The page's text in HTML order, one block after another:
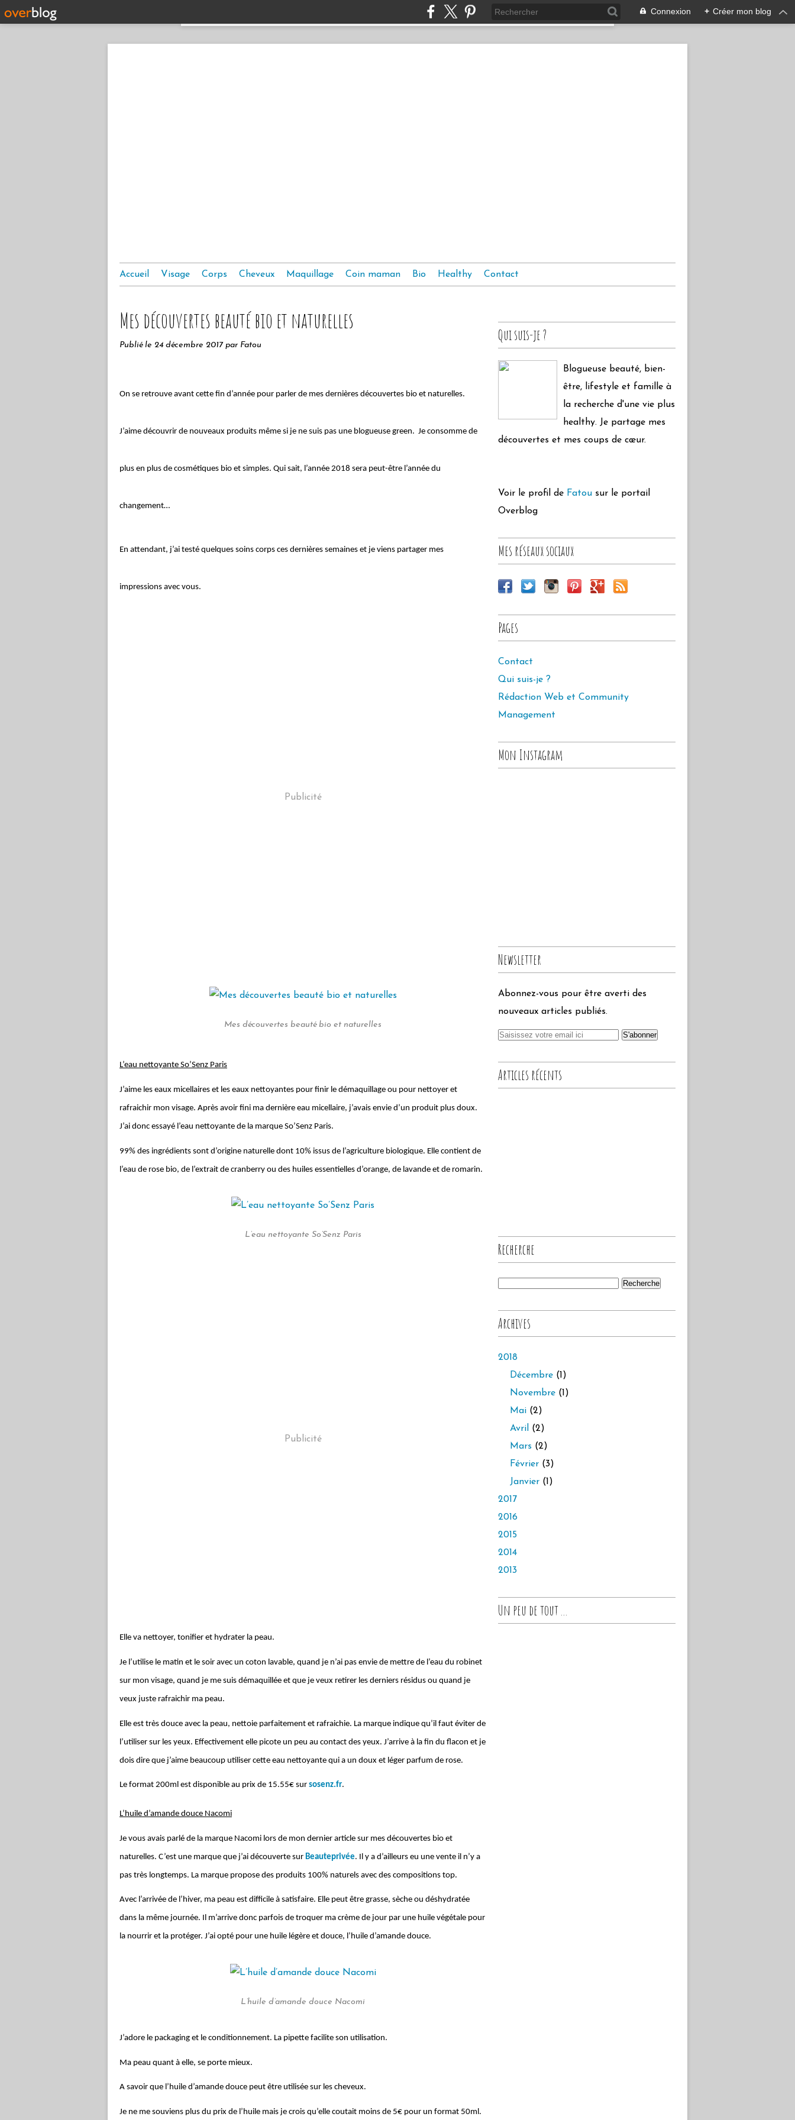
Connexion + Créer mon blog
Accueil Visage Corps Cheveux Maquillage Coin maman Bio Healthy Contact
Mes découvertes beauté bio et naturelles
Publié le 24 décembre 2017 par Fatou
On se retrouve avant cette fin d’année pour parler de mes dernières découvertes bio et naturelles.
J’aime découvrir de nouveaux produits même si je ne suis pas une blogueuse green. Je consomme de
plus en plus de cosmétiques bio et simples. Qui sait, l’année 2018 sera peut-être l’année du
changement…
En attendant, j’ai testé quelques soins corps ces dernières semaines et je viens partager mes
impressions avec vous.
Publicité
Mes découvertes beauté bio et naturelles
L’eau nettoyante So’Senz Paris
J’aime les eaux micellaires et les eaux nettoyantes pour finir le démaquillage ou pour nettoyer et
rafraichir mon visage. Après avoir fini ma dernière eau micellaire, j’avais envie d’un produit plus doux.
J’ai donc essayé l’eau nettoyante de la marque So’Senz Paris.
99% des ingrédients sont d’origine naturelle dont 10% issus de l’agriculture biologique. Elle contient de
l’eau de rose bio, de l’extrait de cranberry ou des huiles essentielles d’orange, de lavande et de romarin.
L’eau nettoyante So’Senz Paris
Publicité
Elle va nettoyer, tonifier et hydrater la peau.
Je l’utilise le matin et le soir avec un coton lavable, quand je n’ai pas envie de mettre de l’eau du robinet
sur mon visage, quand je me suis démaquillée et que je veux retirer les derniers résidus ou quand je
veux juste rafraichir ma peau.
Elle est très douce avec la peau, nettoie parfaitement et rafraichie. La marque indique qu’il faut éviter de
l’utiliser sur les yeux. Effectivement elle picote un peu au contact des yeux. J’arrive à la fin du flacon et je
dois dire que j’aime beaucoup utiliser cette eau nettoyante qui a un doux et léger parfum de rose.
Le format 200ml est disponible au prix de 15.55€ sur sosenz.fr.
L’huile d’amande douce Nacomi
Je vous avais parlé de la marque Nacomi lors de mon dernier article sur mes découvertes bio et
naturelles. C’est une marque que j’ai découverte sur Beauteprivée. Il y a d’ailleurs eu une vente il n’y a
pas très longtemps. La marque propose des produits 100% naturels avec des compositions top.
Avec l’arrivée de l’hiver, ma peau est difficile à satisfaire. Elle peut être grasse, sèche ou déshydratée
dans la même journée. Il m’arrive donc parfois de troquer ma crème de jour par une huile végétale pour
la nourrir et la protéger. J’ai opté pour une huile légère et douce, l’huile d’amande douce.
L’huile d’amande douce Nacomi
J’adore le packaging et le conditionnement. La pipette facilite son utilisation.
Ma peau quant à elle, se porte mieux.
A savoir que l’huile d’amande douce peut être utilisée sur les cheveux.
Je ne me souviens plus du prix de l’huile mais je crois qu’elle coutait moins de 5€ pour un format 50ml.
Qui suis-je ?
Blogueuse beauté, bien-
être, lifestyle et famille à
la recherche d'une vie plus
healthy. Je partage mes
découvertes et mes coups de cœur.
Voir le profil de Fatou sur le portail
Overblog
Mes réseaux sociaux
Pages
Contact
Qui suis-je ?
Rédaction Web et Community
Management
Mon Instagram
Newsletter
Abonnez-vous pour être averti des
nouveaux articles publiés.
Articles récents
Recherche
Archives
2018
Décembre (1)
Novembre (1)
Mai (2)
Avril
(2)
Mars (2)
Février (3)
Janvier (1)
2017
2016
2015
2014
2013
Un peu de tout ...